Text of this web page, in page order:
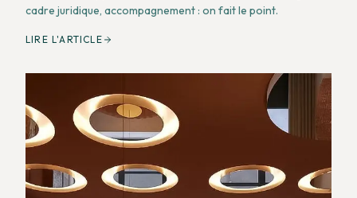
cadre juridique, accompagnement : on fait le point.
LIRE L'ARTICLE